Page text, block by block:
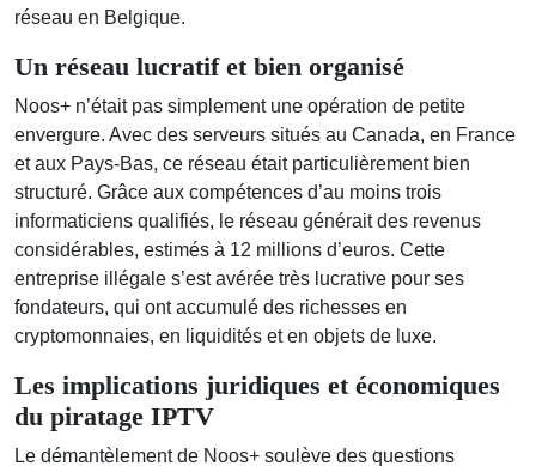
réseau en Belgique.
Un réseau lucratif et bien organisé
Noos+ n’était pas simplement une opération de petite
envergure. Avec des serveurs situés au Canada, en France
et aux Pays-Bas, ce réseau était particulièrement bien
structuré. Grâce aux compétences d’au moins trois
informaticiens qualifiés, le réseau générait des revenus
considérables, estimés à 12 millions d’euros. Cette
entreprise illégale s’est avérée très lucrative pour ses
fondateurs, qui ont accumulé des richesses en
cryptomonnaies, en liquidités et en objets de luxe.
Les implications juridiques et économiques
du piratage IPTV
Le démantèlement de Noos+ soulève des questions